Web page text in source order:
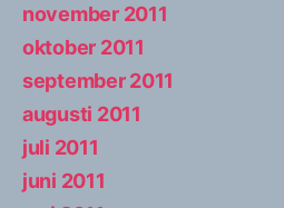
november 2011
oktober 2011
september 2011
augusti 2011
juli 2011
juni 2011